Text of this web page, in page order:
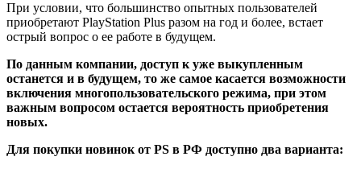
При условии, что большинство опытных пользователей
приобретают PlayStation Plus разом на год и более, встает
острый вопрос о ее работе в будущем.
По данным компании, доступ к уже выкупленным
останется и в будущем, то же самое касается возможности
включения многопользовательского режима, при этом
важным вопросом остается вероятность приобретения
новых.
Для покупки новинок от PS в РФ доступно два варианта: